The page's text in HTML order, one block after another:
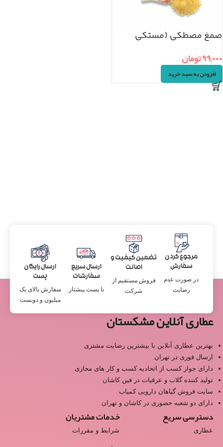
صمغ مصطکی (مستکی
۹۹,۰۰۰تومان
افزودن به سبد خرید
مرجوع کردن
سفارش
در صورت عدم
رضایت
تضمین کیفیت و
اصالت
فروش مستقیم از
شرکت
ارسال سریع
سفارشات
با پست پیشتاز
ارسال رایگان
پست
سفارش بالای یک
میلیون و دویست
عطاری آنلاین مشکستان
بهترین عطاری آنلاین با بیشترین رضایت مشتری
ارسال فوری در تهران
دارای جواز کسب از اتحادیه کسب و کار های مجازی
تولید کننده گلاب و عرقیات در فین کاشان
سایت فروش گیاهان دارویی کمیاب
دارای دو شعبه حضوری در کاشان و تهران
دسترسی سریع
عطاری
خدمات مشتریان
شرایط و مقررات